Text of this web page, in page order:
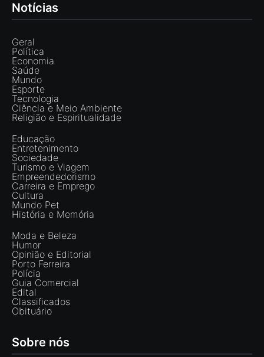
Notícias
Geral
Política
Economia
Saúde
Mundo
Esporte
Tecnologia
Ciência e Meio Ambiente
Religião e Espiritualidade
Educação
Entretenimento
Sociedade
Turismo e Viagem
Empreendedorismo
Carreira e Emprego
Cultura
Mundo Pet
História e Memória
Moda e Beleza
Humor
Opinião e Editorial
Porto Ferreira
Polícia
Guia Comercial
Edital
Classificados
Obituário
Sobre nós